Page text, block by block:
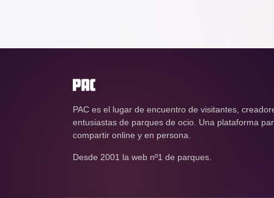
PAC es el lugar de encuentro de visitantes,
entusiastas de parques de ocio. Una plataforma
compartir online y en persona.
Desde 2001 la web nº1 de parques.